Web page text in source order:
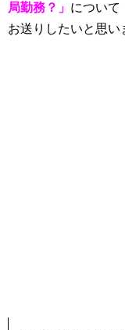
局勤務？」 について
お送りしたいと思い